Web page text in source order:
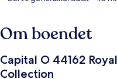
Om boendet
Capital O 44162
Collection